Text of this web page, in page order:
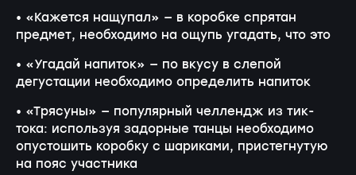
• «Кажется нащупал» — в коробке спрятан
предмет, необходимо на ощупь угадать, что это
• «Угадай напиток» — по вкусу в слепой
дегустации необходимо определить напиток
• «Трясуны» — популярный челлендж из тик-
тока: используя задорные танцы необходимо
опустошить коробку с шариками, пристегнутую
на пояс участника